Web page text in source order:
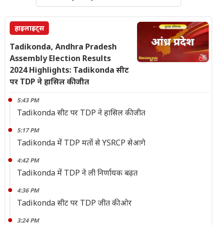
हाइलाइट्स
Tadikonda, Andhra Pradesh
Assembly Election Results
2024 Highlights: Tadikonda सीट
पर TDP ने हासिल की जीत
5:43 PM
Tadikonda सीट पर TDP ने हासिल की जीत
5:17 PM
Tadikonda में TDP मतों से YSRCP सेआगे
4:42 PM
Tadikonda में TDP ने ली निर्णायक बढ़त
4:36 PM
Tadikonda सीट पर TDP जीत की ओर
3:24 PM